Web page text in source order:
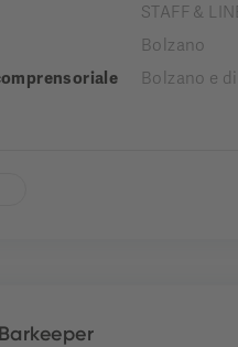
STAFF &
Bolzano
Bolzano e
Barkeeper